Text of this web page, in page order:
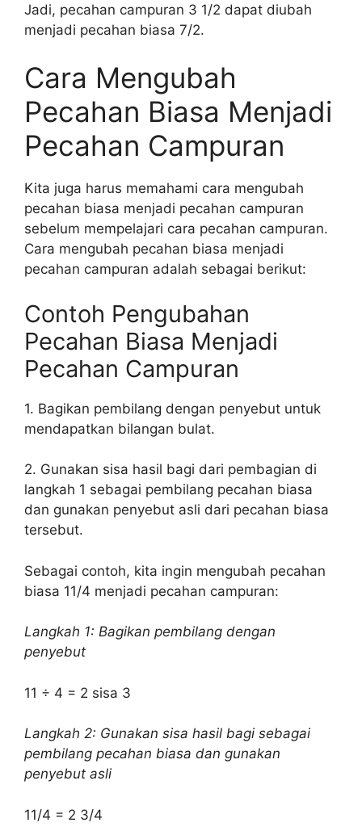
Jadi, pecahan campuran 3 1/2 dapat diubah
menjadi pecahan biasa 7/2.
Cara Mengubah
Pecahan Biasa Menjadi
Pecahan Campuran
Kita juga harus memahami cara mengubah
pecahan biasa menjadi pecahan campuran
sebelum mempelajari cara pecahan campuran.
Cara mengubah pecahan biasa menjadi
pecahan campuran adalah sebagai berikut:
Contoh Pengubahan
Pecahan Biasa Menjadi
Pecahan Campuran
1. Bagikan pembilang dengan penyebut untuk
mendapatkan bilangan bulat.
2. Gunakan sisa hasil bagi dari pembagian di
langkah 1 sebagai pembilang pecahan biasa
dan gunakan penyebut asli dari pecahan biasa
tersebut.
Sebagai contoh, kita ingin mengubah pecahan
biasa 11/4 menjadi pecahan campuran:
Langkah 1: Bagikan pembilang dengan
penyebut
11 ÷ 4 = 2 sisa 3
Langkah 2: Gunakan sisa hasil bagi sebagai
pembilang pecahan biasa dan gunakan
penyebut asli
11/4 = 2 3/4